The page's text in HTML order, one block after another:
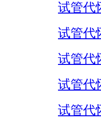
试管代
试管代
试管代
试管代
试管代